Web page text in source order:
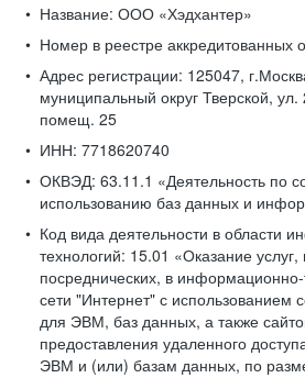
Название: ООО «Хэдхантер»
Номер в реестре аккредитованных
Адрес регистрации: 125047,
муниципальный округ Тверской,
помещ. 25
ИНН: 7718620740
ОКВЭД: 63.11.1 «Деятельность по
использованию баз данных и
Код вида деятельности в области
технологий: 15.01 «Оказание услуг,
посреднических, в
сети "Интернет" с использованием
для ЭВМ, баз данных, а также
предоставления удаленного
ЭВМ и (или) базам данных, по